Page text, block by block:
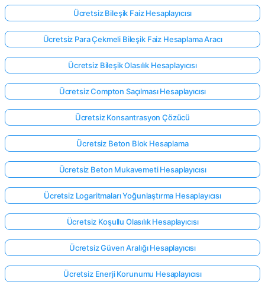
Ücretsiz Bileşik Faiz Hesaplayıcısı
Ücretsiz Para Çekmeli Bileşik Faiz Hesaplama Aracı
Ücretsiz Bileşik Olasılık Hesaplayıcısı
Ücretsiz Compton Saçılması Hesaplayıcısı
Ücretsiz Konsantrasyon Çözücü
Ücretsiz Beton Blok Hesaplama
Ücretsiz Beton Mukavemeti Hesaplayıcısı
Ücretsiz Logaritmaları Yoğunlaştırma Hesaplayıcısı
Ücretsiz Koşullu Olasılık Hesaplayıcısı
Ücretsiz Güven Aralığı Hesaplayıcısı
Ücretsiz Enerji Korunumu Hesaplayıcısı